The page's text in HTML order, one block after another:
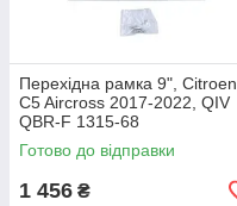
Перехідна рамка 9", Citroen
C5 Aircross 2017-2022, QIV
QBR-F 1315-68
Готово до відправки
1 456 ₴